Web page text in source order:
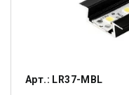
Арт.: LR37-MBL